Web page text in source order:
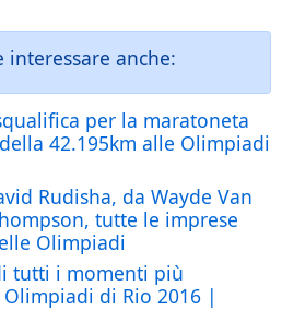
interessare anche:
per la maratoneta
42.195km alle Olimpiadi
Rudisha, da Wayde Van
tutte le imprese
Olimpiadi
tutti i momenti più
di Rio 2016 |